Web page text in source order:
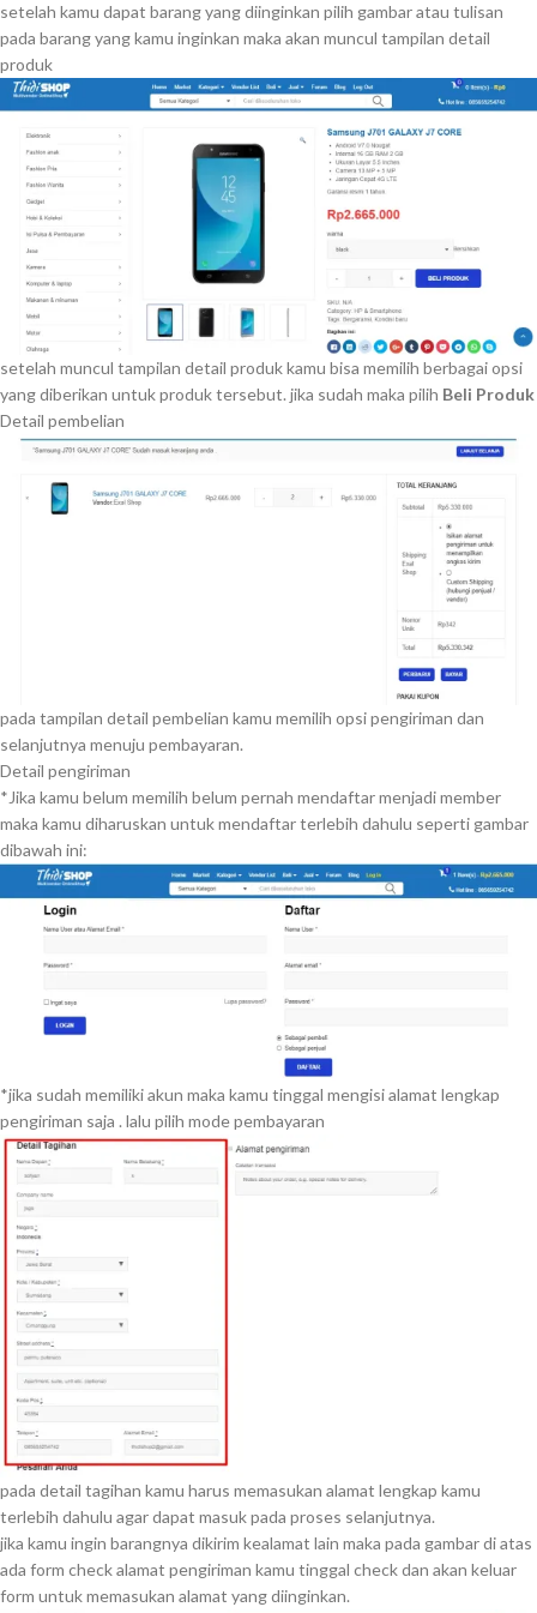
setelah kamu dapat barang yang diinginkan pilih gambar atau tulisan
pada barang yang kamu inginkan maka akan muncul tampilan detail
produk
setelah muncul tampilan detail produk kamu bisa memilih berbagai opsi
yang diberikan untuk produk tersebut. jika sudah maka pilih Beli Produk
Detail pembelian
pada tampilan detail pembelian kamu memilih opsi pengiriman dan
selanjutnya menuju pembayaran.
Detail pengiriman
*Jika kamu belum memilih belum pernah mendaftar menjadi member
maka kamu diharuskan untuk mendaftar terlebih dahulu seperti gambar
dibawah ini:
*jika sudah memiliki akun maka kamu tinggal mengisi alamat lengkap
pengiriman saja . lalu pilih mode pembayaran
pada detail tagihan kamu harus memasukan alamat lengkap kamu
terlebih dahulu agar dapat masuk pada proses selanjutnya.
jika kamu ingin barangnya dikirim kealamat lain maka pada gambar di atas
ada form check alamat pengiriman kamu tinggal check dan akan keluar
form untuk memasukan alamat yang diinginkan.